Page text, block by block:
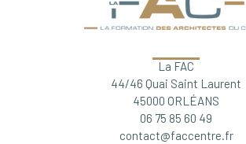
La FAC
44/46 Quai Saint Laurent
45000 ORLÉANS
06 75 85 60 49
contact@faccentre.fr